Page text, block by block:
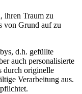
ihren Traum zu
von Grund auf zu
d.h. gefüllte
auch personalisierte
durch originelle
Verarbeitung aus.